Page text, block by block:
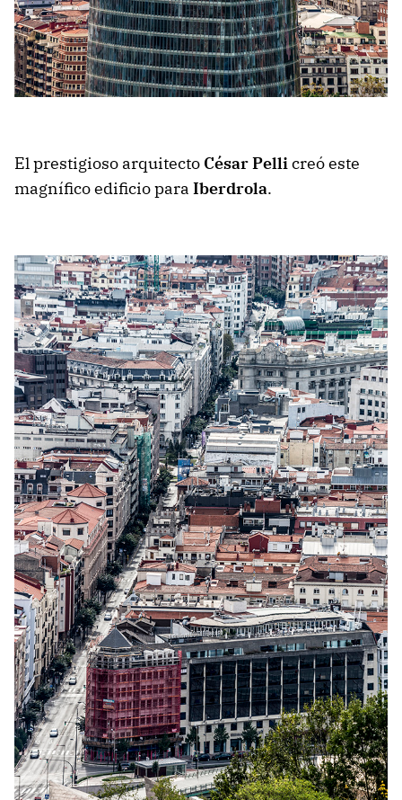
El prestigioso arquitecto César Pellicreó este
magnífico edificio para Iberdrola.